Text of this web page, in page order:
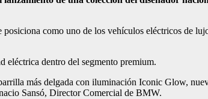
como uno de los vehículos eléctricos de
dentro del segmento premium.
más delgada con iluminación Iconic Glow,
Sansó, Director Comercial de BMW.